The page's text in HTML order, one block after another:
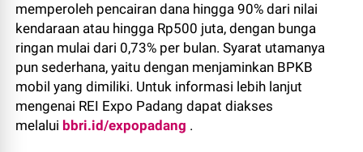
memperoleh pencairan dana hingga 90% dari nilai
kendaraan atau hingga Rp500 juta, dengan bunga
ringan mulai dari 0,73% per bulan. Syarat utamanya
pun sederhana, yaitu dengan menjaminkan BPKB
mobil yang dimiliki. Untuk informasi lebih lanjut
mengenai REI Expo Padang dapat diakses
melalui bbri.id/expopadang .